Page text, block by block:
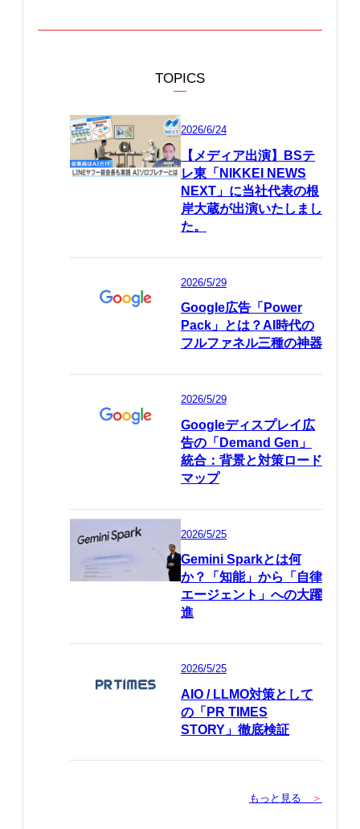
TOPICS
2026/6/24
【メディア出演】BSテ
レ東「NIKKEI NEWS
NEXT」に当社代表の根
岸大蔵が出演いたしまし
た。
2026/5/29
Google広告「Power
Pack」とは？AI時代の
フルファネル三種の神器
2026/5/29
Googleディスプレイ広
告の「Demand Gen」
統合：背景と対策ロード
マップ
2026/5/25
Gemini Sparkとは何
か？「知能」から「自律
エージェント」への大躍
進
2026/5/25
AIO / LLMO対策として
の「PR TIMES
STORY」徹底検証
もっと見る ＞